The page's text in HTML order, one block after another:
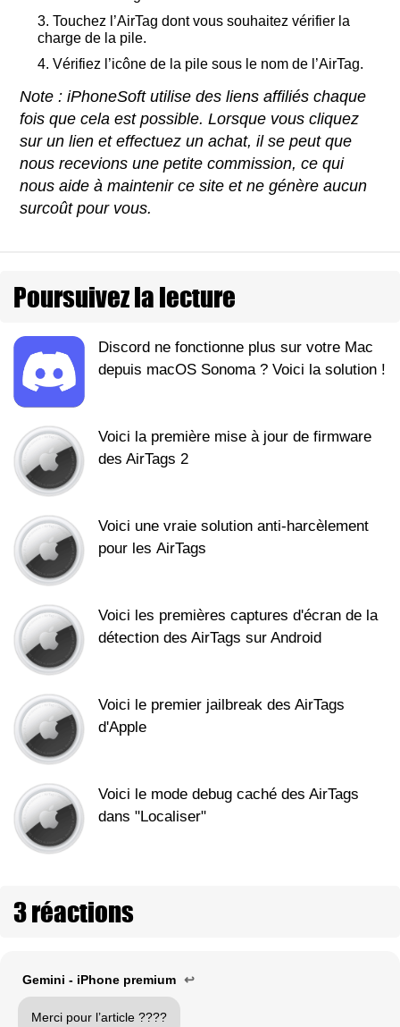
Touchez l’AirTag dont vous souhaitez vérifier la
charge de la pile.
Vérifiez l’icône de la pile sous le nom de l’AirTag.
Note : iPhoneSoft utilise des liens affiliés chaque
fois que cela est possible. Lorsque vous cliquez
sur un lien et effectuez un achat, il se peut que
nous recevions une petite commission, ce qui
nous aide à maintenir ce site et ne génère aucun
surcoût pour vous.
Poursuivez la lecture
Discord ne fonctionne plus sur votre Mac
depuis macOS Sonoma ? Voici la solution !
Voici la première mise à jour de firmware
des AirTags 2
Voici une vraie solution anti-harcèlement
pour les AirTags
Voici les premières captures d'écran de la
détection des AirTags sur Android
Voici le premier jailbreak des AirTags
d'Apple
Voici le mode debug caché des AirTags
dans "Localiser"
3 réactions
Gemini - iPhone premium ↩
Merci pour l’article ????